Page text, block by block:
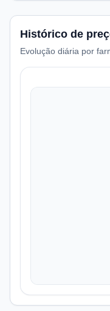
Histórico de
Evolução diária por